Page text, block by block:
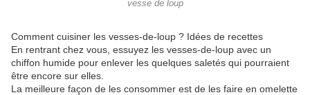
vesse de loup
Comment cuisiner les vesses-de-loup ? Idées de recettes
En rentrant chez vous, essuyez les vesses-de-loup avec un
chiffon humide pour enlever les quelques saletés qui pourraient
être encore sur elles.
La meilleure façon de les consommer est de les faire en omelette